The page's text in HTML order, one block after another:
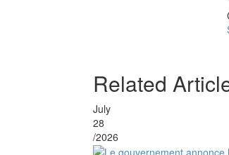
Related
July
28
/2026